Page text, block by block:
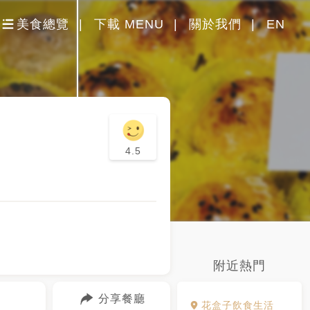
美食總覽 下載 MENU 關於我們 EN
附近熱門
花盒子飲食生活
4.5
分享餐廳